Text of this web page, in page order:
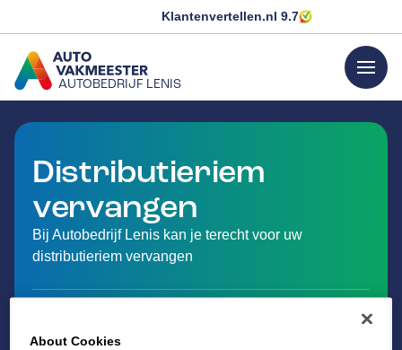
Klantenvertellen.nl 9.7
AUTOBEDRIJF LENIS
GA NAAR DE HOMEPAGINA
menu
Distributieriem
vervangen
Bij Autobedrijf Lenis kan je terecht voor uw
distributieriem vervangen
About Cookies